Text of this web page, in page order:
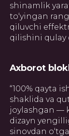
shinamlik
to‘yingan
qiluvchi
qilishini qulay
Axborot
“100% qayta
shaklida va
joylashgan —
dizayn
sinovdan